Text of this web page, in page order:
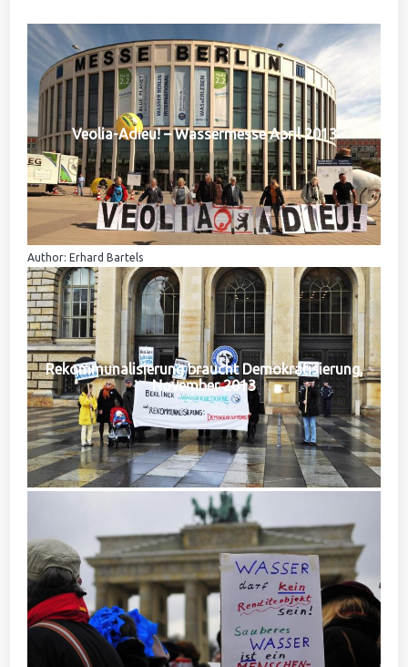
Veolia-Adieu! – Wassermesse April 2013
Author: Erhard Bartels
Rekommunalisierung braucht Demokratisierung,
November 2013